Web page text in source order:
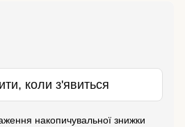
коли з'явиться
накопичувальної знижки